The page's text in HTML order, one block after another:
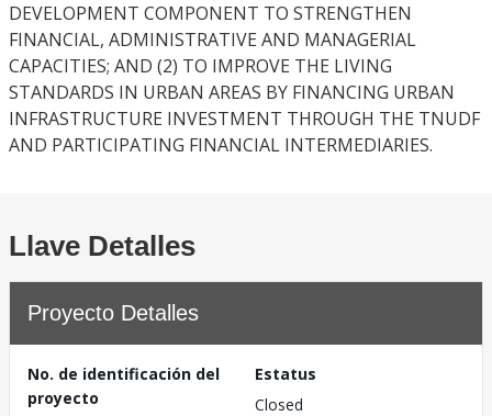
DEVELOPMENT COMPONENT TO STRENGTHEN
FINANCIAL, ADMINISTRATIVE AND MANAGERIAL
CAPACITIES; AND (2) TO IMPROVE THE LIVING
STANDARDS IN URBAN AREAS BY FINANCING URBAN
INFRASTRUCTURE INVESTMENT THROUGH THE TNUDF
AND PARTICIPATING FINANCIAL INTERMEDIARIES.
Llave Detalles
Proyecto Detalles
No. de identificación del
proyecto
Estatus
Closed